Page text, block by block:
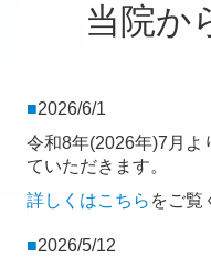
当院か
■2026/6/1
令和8年(2026年)7月よ
ていただきます。
詳しくはこちら をご覧
■2026/5/12